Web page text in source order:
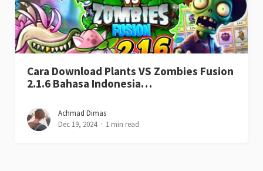
Cara Download Plants VS Zombies Fusion
2.1.6 Bahasa Indonesia…
Achmad Dimas
Dec 19, 2024
1 min read